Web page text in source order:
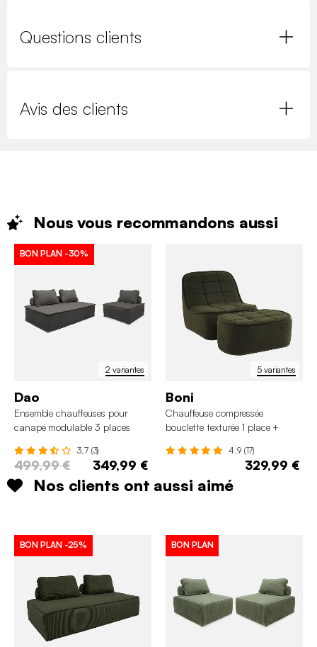
Questions clients
Avis des clients
Nous vous recommandons aussi
2 variantes
BON PLAN -30%
Dao
Ensemble chauffeuses pour
canapé modulable 3 places
3.7 (3)
499,99 € 349,99 €
5 variantes
Boni
Chauffeuse compressée
bouclette texturée 1 place +
4.9 (17)
329,99 €
Nos clients ont aussi aimé
BON PLAN -25% BON PLAN